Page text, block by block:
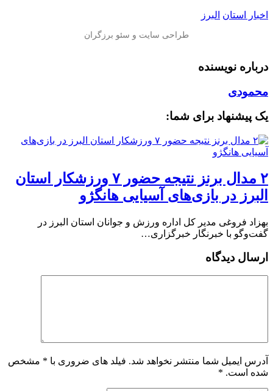
اخبار استان البرز
درباره نویسنده
محمودی
یک پیشنهاد برای شما:
۲ مدال برنز نتیجه حضور ۷ ورزشکار استان
البرز در بازی‌های آسیایی هانگژو
بهزاد فروغی مدیر کل اداره ورزش و جوانان استان البرز در
گفت‌وگو با خبرنگار خبرگزاری…
ارسال دیدگاه
آدرس ایمیل شما منتشر نخواهد شد. فیلد های ضروری با * مشخص
شده است. *